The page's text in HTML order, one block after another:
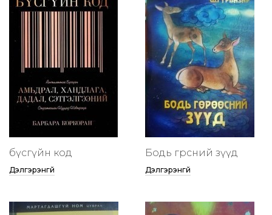
бүсгүйн код
Дэлгэрэнгүй
Бодь гөрөөсний зүүд
Дэлгэрэнгүй